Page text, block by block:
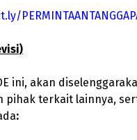
ini, akan
pihak terkait lainnya,
: